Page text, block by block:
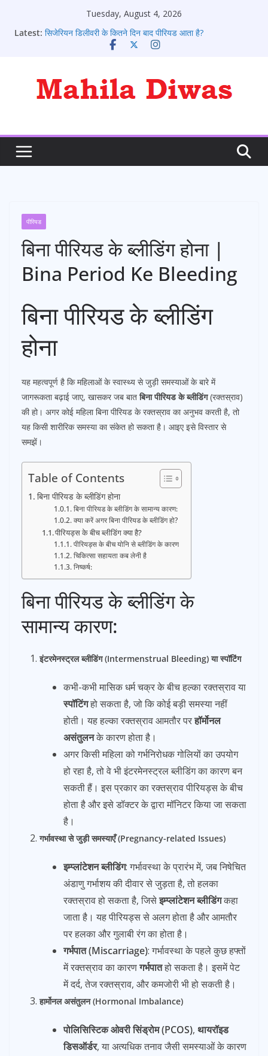
Tuesday, August 4, 2026
Latest: सिजेरियन डिलीवरी के कितने दिन बाद पीरियड आता है?
पीरियड आने के संकेत: 10 शुरुआती लक्षण जो हर लड़की को जानने
पीरियड आने के बाद भी क्या कोई प्रेग्नेंट हो सकते है?
पीरियड्स नहीं आने पर क्या करना चाहिए ?
पीरियड
बिना पीरियड के ब्लीडिंग होना |
Bina Period Ke Bleeding
बिना पीरियड के ब्लीडिंग
होना
यह महत्वपूर्ण है कि महिलाओं के स्वास्थ्य से जुड़ी समस्याओं के बारे में
जागरूकता बढ़ाई जाए, खासकर जब बातबिना पीरियड के ब्लीडिंग(रक्तस्राव)
की हो। अगर कोई महिला बिना पीरियड के रक्तस्राव का अनुभव करती है, तो
यह किसी शारीरिक समस्या का संकेत हो सकता है। आइए इसे विस्तार से
समझें।
Table of Contents
बिना पीरियड के ब्लीडिंग होना
बिना पीरियड के ब्लीडिंग के सामान्य कारण:
क्या करें अगर बिना पीरियड के ब्लीडिंग हो?
पीरियड्स के बीच ब्लीडिंग क्या है?
पीरियड्स के बीच योनि से ब्लीडिंग के कारण
चिकित्सा सहायता कब लेनी है
निष्कर्ष:
बिना पीरियड के ब्लीडिंग के
सामान्य कारण:
इंटरमेनस्ट्रल ब्लीडिंग (Intermenstrual Bleeding) या स्पॉटिंग
कभी-कभी मासिक धर्म चक्र के बीच हल्का रक्तस्राव या
स्पॉटिंगहो सकता है, जो कि कोई बड़ी समस्या नहीं
होती। यह हल्का रक्तस्राव आमतौर परहॉर्मोनल
असंतुलनके कारण होता है।
अगर किसी महिला को गर्भनिरोधक गोलियों का उपयोग
हो रहा है, तो वे भी इंटरमेनस्ट्रल ब्लीडिंग का कारण बन
सकती हैं। इस प्रकार का रक्तस्राव पीरियड्स के बीच
होता है और इसे डॉक्टर के द्वारा मॉनिटर किया जा सकता
है।
गर्भावस्था से जुड़ी समस्याएँ (Pregnancy-related Issues)
इम्प्लांटेशन ब्लीडिंग: गर्भावस्था के प्रारंभ में, जब निषेचित
अंडाणु गर्भाशय की दीवार से जुड़ता है, तो हलका
रक्तस्राव हो सकता है, जिसेइम्प्लांटेशन ब्लीडिंगकहा
जाता है। यह पीरियड्स से अलग होता है और आमतौर
पर हलका और गुलाबी रंग का होता है।
गर्भपात (Miscarriage): गर्भावस्था के पहले कुछ हफ्तों
में रक्तस्राव का कारणगर्भपातहो सकता है। इसमें पेट
में दर्द, तेज रक्तस्राव, और कमजोरी भी हो सकती है।
हार्मोनल असंतुलन (Hormonal Imbalance)
पोलिसिस्टिक ओवरी सिंड्रोम (PCOS), थायरॉइड
डिसऑर्डर, या अत्यधिक तनाव जैसी समस्याओं के कारण